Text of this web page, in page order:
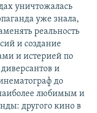
уничтожалась
уже знала,
реальность
и создание
и истерией по
и
до
любимым и
другого кино в